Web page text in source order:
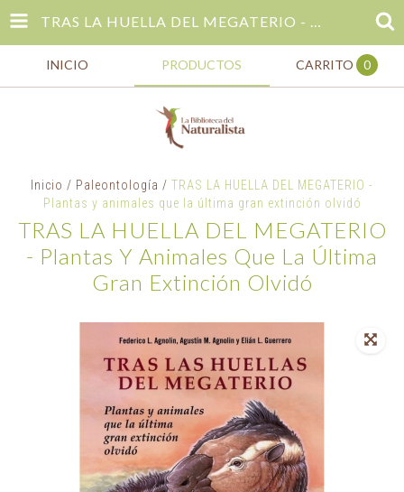
TRAS LA HUELLA DEL MEGATERIO - PLANTAS Y ANIMALES QUE LA ÚLTIMA GRAN EXTINCIÓN OLVIDÓ
INICIO PRODUCTOS CARRITO 0
Inicio / Paleontología / TRAS LA HUELLA DEL MEGATERIO -
Plantas y animales que la última gran extinción olvidó
TRAS LA HUELLA DEL MEGATERIO
- Plantas Y Animales Que La Última
Gran Extinción Olvidó